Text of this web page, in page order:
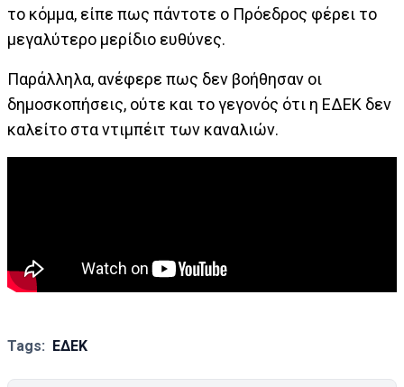
το κόμμα, είπε πως πάντοτε ο Πρόεδρος φέρει το
μεγαλύτερο μερίδιο ευθύνες.
Παράλληλα, ανέφερε πως δεν βοήθησαν οι
δημοσκοπήσεις, ούτε και το γεγονός ότι η ΕΔΕΚ δεν
καλείτο στα ντιμπέιτ των καναλιών.
Tags: ΕΔΕΚ